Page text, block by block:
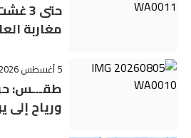
مغاربة
5 أغسطس 2026 - 16:47
طقـــس:
ورياح إلى